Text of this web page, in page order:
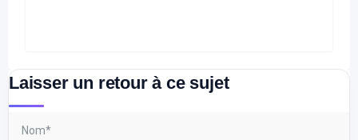
Laisser un retour à ce sujet